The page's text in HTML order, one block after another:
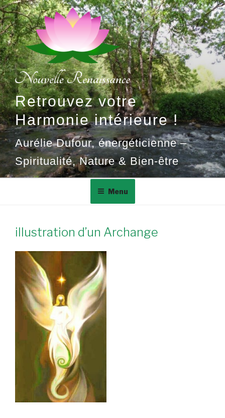
Aller
au
contenu
principal
Retrouvez votre
Harmonie intérieure !
Aurélie Dufour, énergéticienne –
Spiritualité, Nature & Bien-être
Menu
illustration d’un Archange